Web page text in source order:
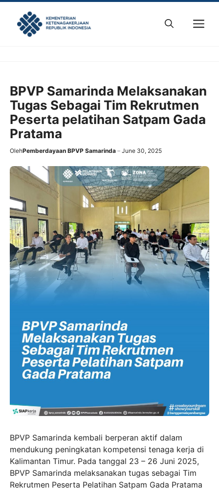
content
BPVP Samarinda Melaksanakan
Tugas Sebagai Tim Rekrutmen
Peserta pelatihan Satpam Gada
Pratama
OlehPemberdayaan BPVP Samarinda June 30, 2025
BPVP Samarinda kembali berperan aktif dalam
mendukung peningkatan kompetensi tenaga kerja di
Kalimantan Timur. Pada tanggal 23 – 26 Juni 2025,
BPVP Samarinda melaksanakan tugas sebagai Tim
Rekrutmen Peserta Pelatihan Satpam Gada Pratama